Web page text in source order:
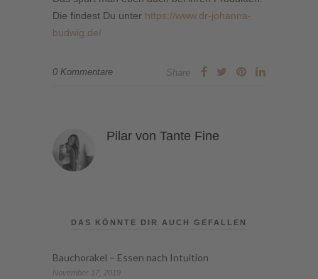
Die findest Du unter https://www.dr-johanna-
budwig.de/
0 Kommentare Share
Pilar von Tante Fine
DAS KÖNNTE DIR AUCH GEFALLEN
Bauchorakel – Essen nach Intuition
November 17, 2019